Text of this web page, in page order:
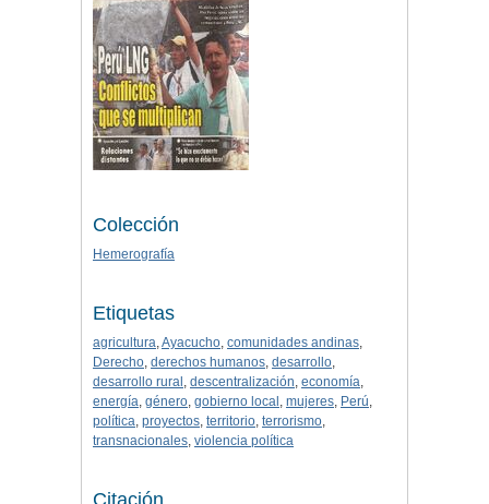
Colección
Hemerografía
Etiquetas
agricultura,Ayacucho, comunidades andinas,
Derecho, derechos humanos, desarrollo,
desarrollo rural , descentralización, economía,
energía, género, gobierno local , mujeres, Perú,
política, proyectos, territorio, terrorismo,
transnacionales, violencia política